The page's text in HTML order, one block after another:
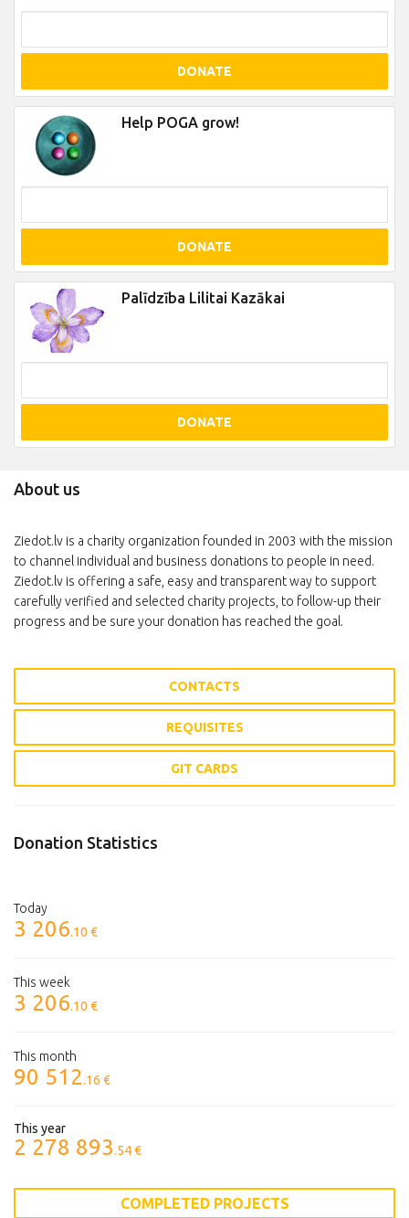
DONATE
Help POGA grow!
DONATE
Palīdzība Lilitai Kazākai
DONATE
About us
Ziedot.lv is a charity organization founded in 2003 with the mission
to channel individual and business donations to people in need.
Ziedot.lv is offering a safe, easy and transparent way to support
carefully verified and selected charity projects, to follow-up their
progress and be sure your donation has reached the goal.
CONTACTS
REQUISITES
GIT CARDS
Donation Statistics
Today
3 206.10 €
This week
3 206.10 €
This month
90 512.16 €
This year
2 278 893.54 €
COMPLETED PROJECTS